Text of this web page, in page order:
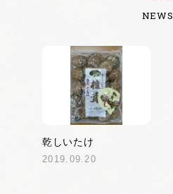
NEWS
乾しいたけ
2019.09.20